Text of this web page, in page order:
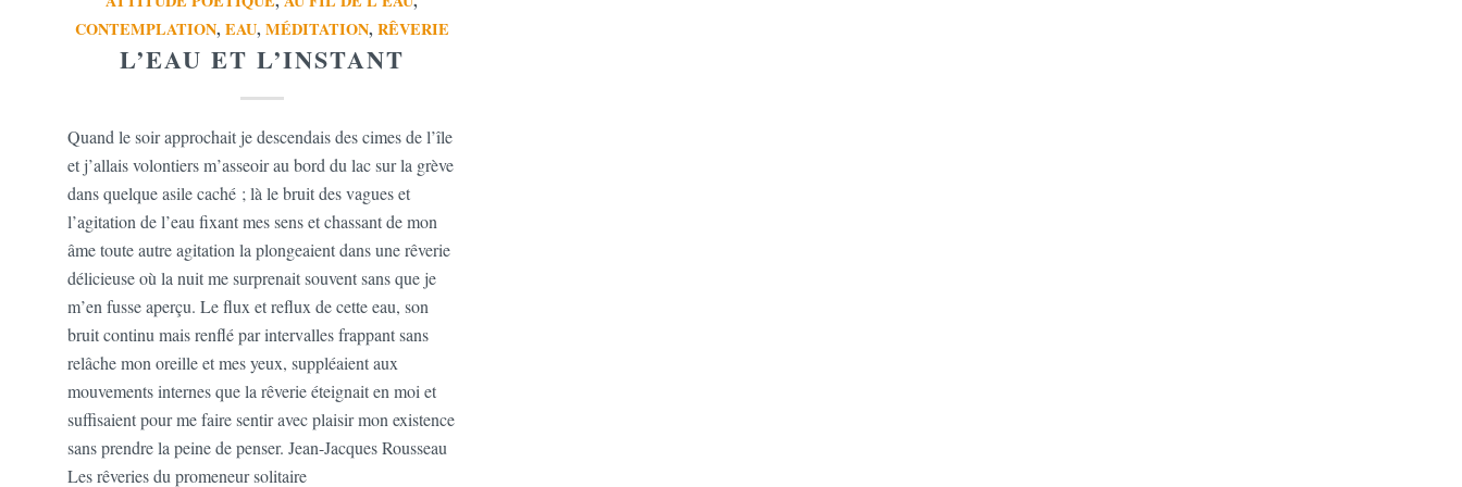
CONTEMPLATION,EAU,MÉDITATION,RÊVERIE
L’EAU ET L’INSTANT
Quand le soir approchait je descendais des cimes de l’île
et j’allais volontiers m’asseoir au bord du lac sur la grève
dans quelque asile caché ; là le bruit des vagues et
l’agitation de l’eau fixant mes sens et chassant de mon
âme toute autre agitation la plongeaient dans une rêverie
délicieuse où la nuit me surprenait souvent sans que je
m’en fusse aperçu. Le flux et reflux de cette eau, son
bruit continu mais renflé par intervalles frappant sans
relâche mon oreille et mes yeux, suppléaient aux
mouvements internes que la rêverie éteignait en moi et
suffisaient pour me faire sentir avec plaisir mon existence
sans prendre la peine de penser. Jean-Jacques Rousseau
Les rêveries du promeneur solitaire